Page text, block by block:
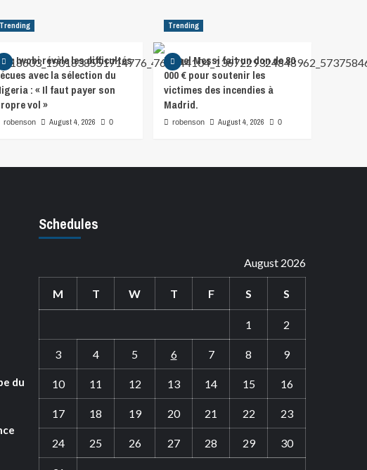
Trending
Iwobi révèle les difficultés
avec la sélection du
: « Il faut payer son
vol »
robenson August 4, 2026 0
Trending
Lionel Messi fait un don de 80
000 € pour soutenir les
victimes des incendies à
Madrid.
robenson August 4, 2026 0
du
Schedules
August 2026
M T W T F S S
1 2
3 4 5 6 7 8 9
10 11 12 13 14 15 16
17 18 19 20 21 22 23
24 25 26 27 28 29 30